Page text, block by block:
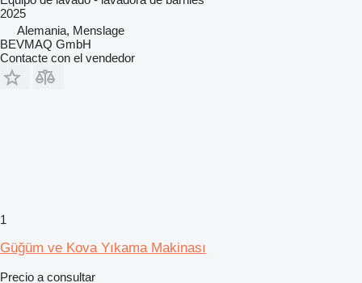
2025
Alemania, Menslage
BEVMAQ GmbH
Contacte con el vendedor
1
Güğüm ve Kova Yıkama Makinası
Precio a consultar